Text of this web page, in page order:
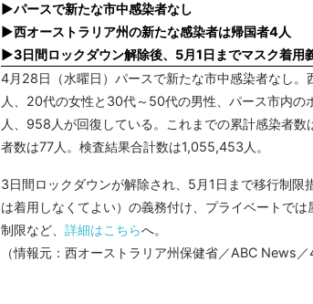
▶パースで新たな市中感染者なし
▶西オーストラリア州の新たな感染者は帰国者4人
▶3日間ロックダウン解除後、5月1日までマスク着用
4月28日（水曜日）パースで新たな市中感染者なし
人、20代の女性と30代～50代の男性、パース市内の
人、958人が回復している。これまでの累計感染者
者数は77人。検査結果合計数は1,055,453人。
3日間ロックダウンが解除され、5月1日まで移行制
は着用しなくてよい）の義務付け、プライベートで
制限など、 詳細はこちらへ。
（情報元：西オーストラリア州保健省／ABC News／